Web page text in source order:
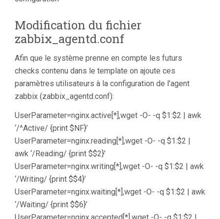
Modification du fichier
zabbix_agentd.conf
Afin que le système prenne en compte les futurs
checks contenu dans le template on ajoute ces
paramètres utilisateurs à la configuration de l’agent
zabbix (zabbix_agentd.conf):
UserParameter=nginx.active[*],wget -O- -q $1:$2 | awk
‘/^Active/ {print $NF}’
UserParameter=nginx.reading[*],wget -O- -q $1:$2 |
awk ‘/Reading/ {print $$2}’
UserParameter=nginx.writing[*],wget -O- -q $1:$2 | awk
‘/Writing/ {print $$4}’
UserParameter=nginx.waiting[*],wget -O- -q $1:$2 | awk
‘/Waiting/ {print $$6}’